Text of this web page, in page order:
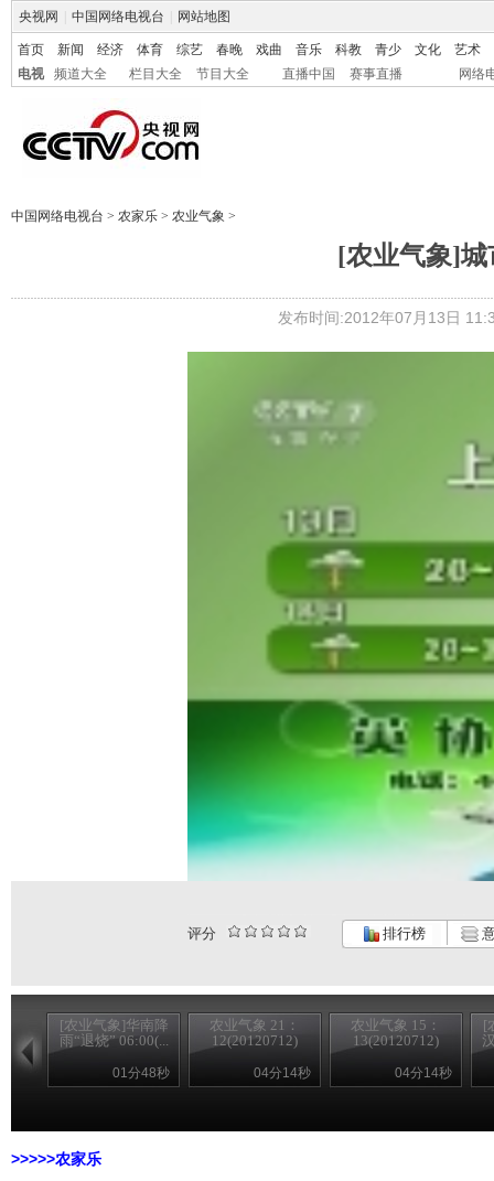
央视网 中国网络电视台 网站地图
首页 新闻 经济 体育 综艺 春晚 戏曲 音乐 科教 青少 文化
艺术
电视
频道大全 栏目大全 节目大全 直播中国 赛事直播 网络
中国网络电视台 > 农家乐 > 农业气象 >
[农业气象]城
发布时间:2012年07月13日
评分 排行榜
[农业气象]华南降
雨“退烧” 06:00(...
01分48秒
农业气象 21：
12(20120712)
04分14秒
农业气象 15：
13(20120712)
04分14秒
[
>>>>>农家乐